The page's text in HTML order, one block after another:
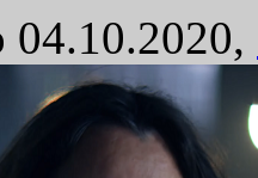
04.10.2020,